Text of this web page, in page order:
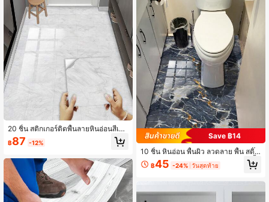
20 ชิ้น สติกเกอร์ติดพื้นลายหินอ่อนสีเทา
แบบมีกาวในตัว, สติกเกอร์ติดผนังกัน
น้ำและกันน้ำมันสำหรับห้องครัว, วัสดุที่
ห้ได้ความเงางามที่ดีขึ้น, เหมาะสำหรับ
ห้องนั่งเล่นในบ้าน/ห้องครัว/ห้องน้ำ ผนั
งหรือพื้นปรับปรุงใหม่และตกแต่งวอลล์เ
ปเปอร์ วอลเปเปอร์ตกแต่งผนัง ตกแต่งห้
อง วอลเปเปอร์แบบลอกแล้วติด
฿87 -12%
Save ฿14
10 ชิ้น หินอ่อน พื้นผิว ลวดลาย พื้น สติ๊ก
เกอร์ PVC หนา กระดาษตกแต่ง , กันน้ำ
& กันน้ำมัน
฿45 -24% วันสุดท้าย